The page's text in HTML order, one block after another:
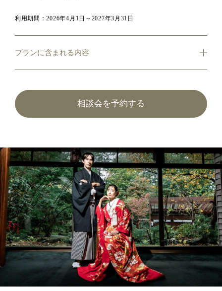
利用期間：2026年4月1日～2027年3月31日
プランに含まれる内容
相談会を予約する